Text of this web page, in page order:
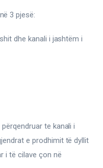
3 pjesë:
dhe kanali i jashtëm i
te kanali i
e prodhimit të dyllit
i të cilave çon në